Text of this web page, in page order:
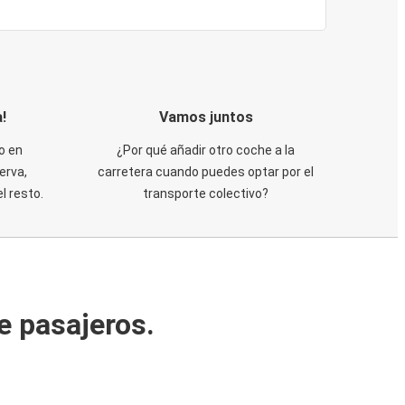
en
resto.
Vamos juntos
¿Por qué añadir otro coche a la
carretera cuando puedes optar por el
transporte colectivo?
pasajeros.